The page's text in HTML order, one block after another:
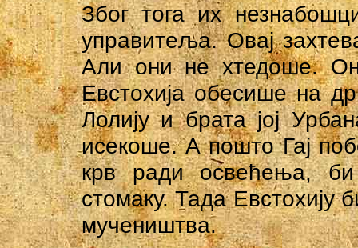
Због тога их
управитеља. Овај
Али они не хтедоше.
Евстохија обесише на
Лолију и брата јој
исекоше. А пошто Гај
крв ради освећења,
стомаку. Тада Евстохију
мучеништва.